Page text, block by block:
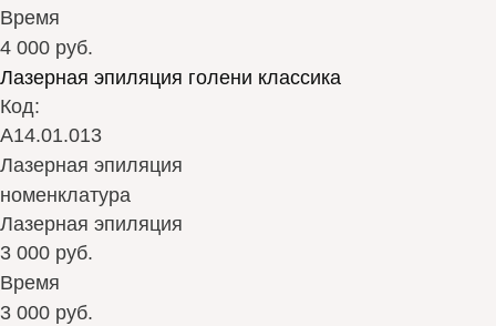
Время
4 000 руб.
Лазерная эпиляция голени классика
Код:
А14.01.013
Лазерная эпиляция
номенклатура
Лазерная эпиляция
3 000 руб.
Время
3 000 руб.